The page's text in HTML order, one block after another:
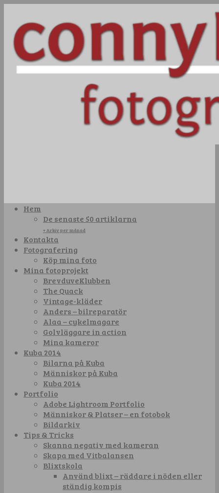
Hem
De senaste 50 artiklarna
+ Arkiv per månad
Kontakta
Fotografering
Köp mina foto
Mina fotoprojekt
BrevduveKlubben
The Quack
Vintage-kläder
Anders – bilreparatör
Alaa – cykelmagare
Golvläggare in action
Mina kameror
Kuba 2014
Bilarna på Kuba
Människor på Kuba
Kuba 2014
Portfolio
Adobe Lightroom Portfolio
Människor & Platser – en fotobok
Bildarkiv
Tips & Tricks
Skanna negativ med kameran
Skapa med Vitbalansen
Blixtskola
Använd blixt – räddare i nöden eller
ständig kompis